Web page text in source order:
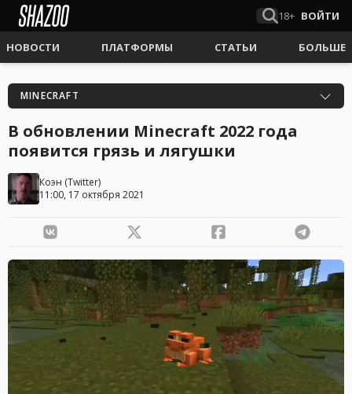
18+ ВОЙТИ
НОВОСТИ ПЛАТФОРМЫ СТАТЬИ БОЛЬШЕ
MINECRAFT
В обновлении Minecraft 2022 года
появится грязь и лягушки
Коэн (Twitter)
11:00, 17 октября 2021